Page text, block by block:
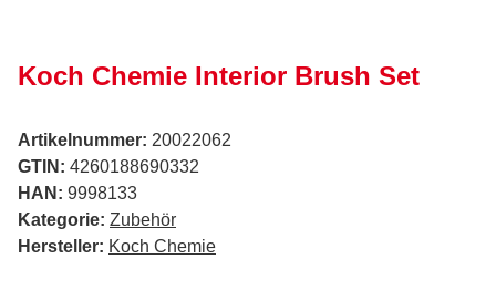
Koch Chemie Interior Brush Set
Artikelnummer: 20022062
GTIN: 4260188690332
HAN: 9998133
Kategorie: Zubehör
Hersteller: Koch Chemie